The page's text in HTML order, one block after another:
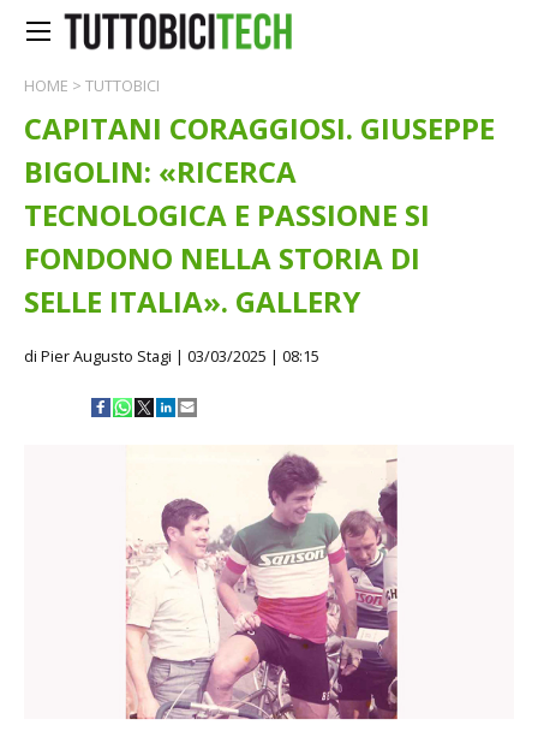
HOME > TUTTOBICI
CAPITANI CORAGGIOSI. GIUSEPPE
BIGOLIN: «RICERCA
TECNOLOGICA E PASSIONE SI
FONDONO NELLA STORIA DI
SELLE ITALIA». GALLERY
di Pier Augusto Stagi | 03/03/2025 | 08:15